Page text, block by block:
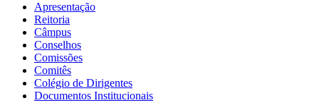
Apresentação
Reitoria
Câmpus
Conselhos
Comissões
Comitês
Colégio de Dirigentes
Documentos Institucionais